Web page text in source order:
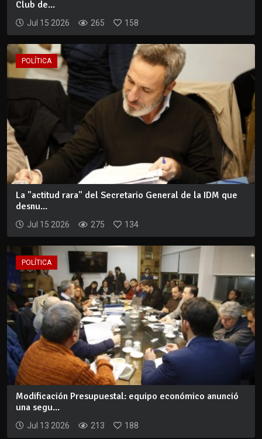
Club de...
Jul 15 2026 265 158
POLÍTICA
La "actitud rara" del Secretario General de la IDM que
desnu...
Jul 15 2026 275 134
POLÍTICA
Modificación Presupuestal: equipo económico anunció
una segu...
Jul 13 2026 213 188